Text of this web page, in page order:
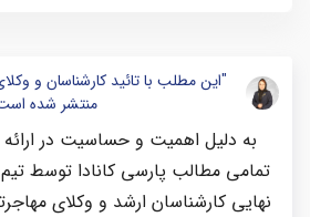
"این مطلب با تائید کارشناسان و
منتشر شده
به دلیل اهمیت و حساسیت در ارائه
تمامی مطالب پارسی کانادا توسط تیم
نهایی کارشناسان ارشد و وکلای